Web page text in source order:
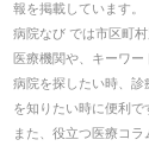
報を掲載しています。
病院なび では市区町
医療機関や、キーワー
病院を探したい時、診
を知りたい時に便利で
また、役立つ医療コラ